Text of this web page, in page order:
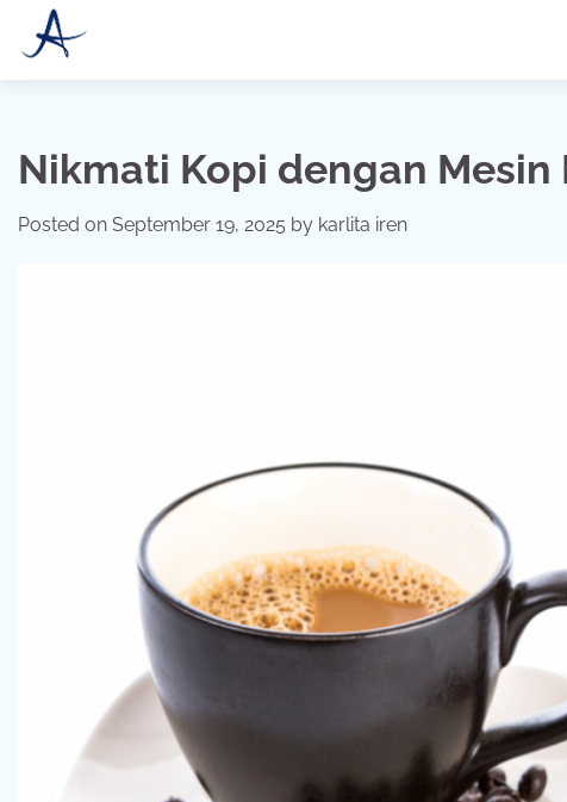
Nikmati Kopi dengan Mesin
Posted on September 19, 2025 by karlita iren